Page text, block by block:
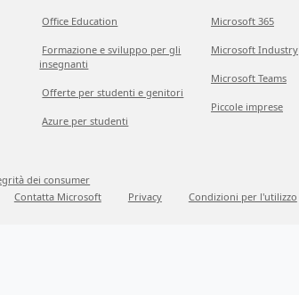
Office Education
Formazione e sviluppo per gli
insegnanti
Offerte per studenti e genitori
Azure per studenti
Microsoft 365
Microsoft Industry
Microsoft Teams
Piccole imprese
dei consumer
Contatta Microsoft Privacy Condizioni per l'utilizzo